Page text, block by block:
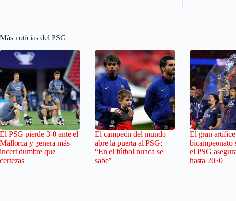
Más noticias del PSG
El PSG pierde 3-0 ante el
Mallorca y genera más
incertidumbre que
certezas
El campeón del mundo
abre la puerta al PSG:
“En el fútbol nunca se
sabe”
El gran artífice
bicampeonato
el PSG
hasta 2030